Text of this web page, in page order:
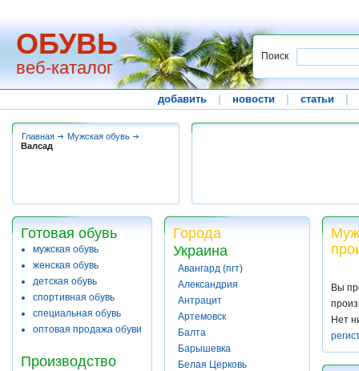
ОБУВЬ
веб-каталог
Поиск
добавить новости статьи
Главная
Мужская обувь
Валсад
Готовая обувь
мужская обувь
женская обувь
детская обувь
спортивная обувь
специальная обувь
оптовая продажа обуви
Производство
Города
Украина
Авангард (пгт)
Александрия
Антрацит
Артемовск
Балта
Барышевка
Белая Церковь
Вы
Нет